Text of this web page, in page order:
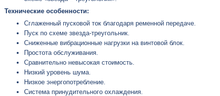
Технические особенности:
Сглаженный пусковой ток благодаря ременной передаче.
Пуск по схеме звезда-треугольник.
Сниженные вибрационные нагрузки на винтовой блок.
Простота обслуживания.
Сравнительно невысокая стоимость.
Низкий уровень шума.
Низкое энергопотребление.
Система принудительного охлаждения.